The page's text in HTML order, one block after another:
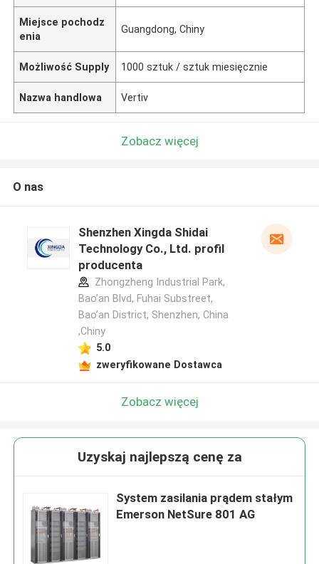
Miejsce pochodz
enia
Guangdong, Chiny
Możliwość Supply 1000 sztuk / sztuk miesięcznie
Nazwa handlowa Vertiv
Zobacz więcej
O nas
Shenzhen Xingda Shidai
Technology Co., Ltd. profil
producenta
Zhongzheng Industrial Park,
Bao’an Blvd, Fuhai Substreet,
Bao’an District, Shenzhen, China
,Chiny
5.0
zweryfikowane Dostawca
Zobacz więcej
Uzyskaj najlepszą cenę za
System zasilania prądem stałym
Emerson NetSure 801 AG